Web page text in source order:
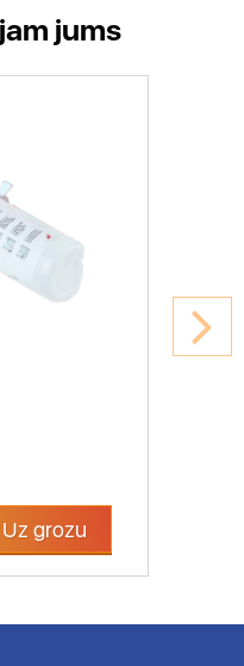
jums
Uz grozu